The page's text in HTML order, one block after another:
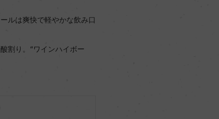
ルは爽快で軽やかな飲み口
割り。“ワインハイボー